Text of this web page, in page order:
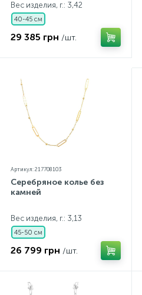
Вес изделия, г.: 3,42
40-45 см
29 385 грн /шт.
Артикул: 217708103
Серебряное колье без
камней
Вес изделия, г.: 3,13
45-50 см
26 799 грн /шт.